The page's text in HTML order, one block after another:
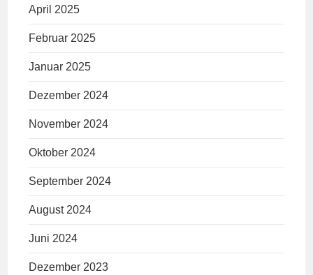
April 2025
Februar 2025
Januar 2025
Dezember 2024
November 2024
Oktober 2024
September 2024
August 2024
Juni 2024
Dezember 2023